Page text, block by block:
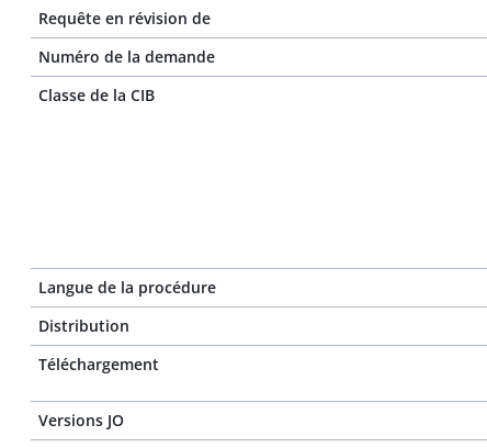
Requête en révision de
Numéro de la demande
Classe de la CIB
Langue de la procédure
Distribution
Téléchargement
Versions JO